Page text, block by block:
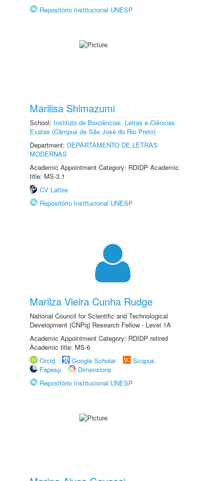
Repositório Institucional UNESP
Marilisa Shimazumi
School: Instituto de Biociências, Letras e Ciências
Exatas (Câmpus de São José do Rio Preto)
Department: DEPARTAMENTO DE LETRAS
MODERNAS
Academic Appointment Category: RDIDP Academic
title: MS-3.1
CV Lattes
Repositório Institucional UNESP
Marilza Vieira Cunha Rudge
National Council for Scientific and Technological
Development (CNPq) Research Fellow - Level 1A
Academic Appointment Category: RDIDP retired
Academic title: MS-6
Orcid
Google Scholar
Scopus
Fapesp
Dimensions
Repositório Institucional UNESP